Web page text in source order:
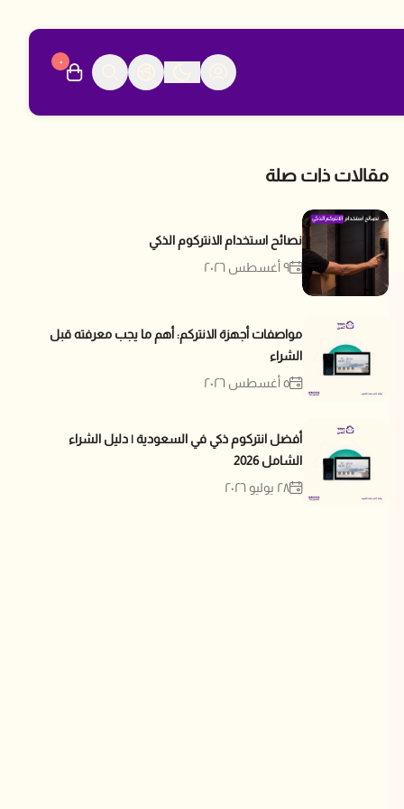
٠
مقالات ذات صلة
نصائح استخدام الانتركوم الذكي
٩ أغسطس ٢٠٢٦
مواصفات أجهزة الانتركم: أهم ما يجب معرفته قبل
الشراء
٥ أغسطس ٢٠٢٦
أفضل انتركوم ذكي في السعودية | دليل الشراء
الشامل 2026
٢٨ يوليو ٢٠٢٦